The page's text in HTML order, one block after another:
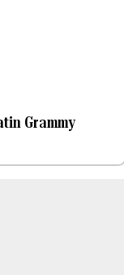
Grammy